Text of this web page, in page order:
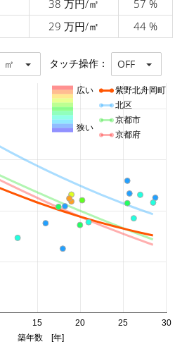
38 万円/㎡
57 %
29 万円/㎡ 44 %
㎡ タッチ操作： OFF
15 20 25 30
築年数 [年]
紫野北舟岡町
北区
京都市
京都府
広い
狭い